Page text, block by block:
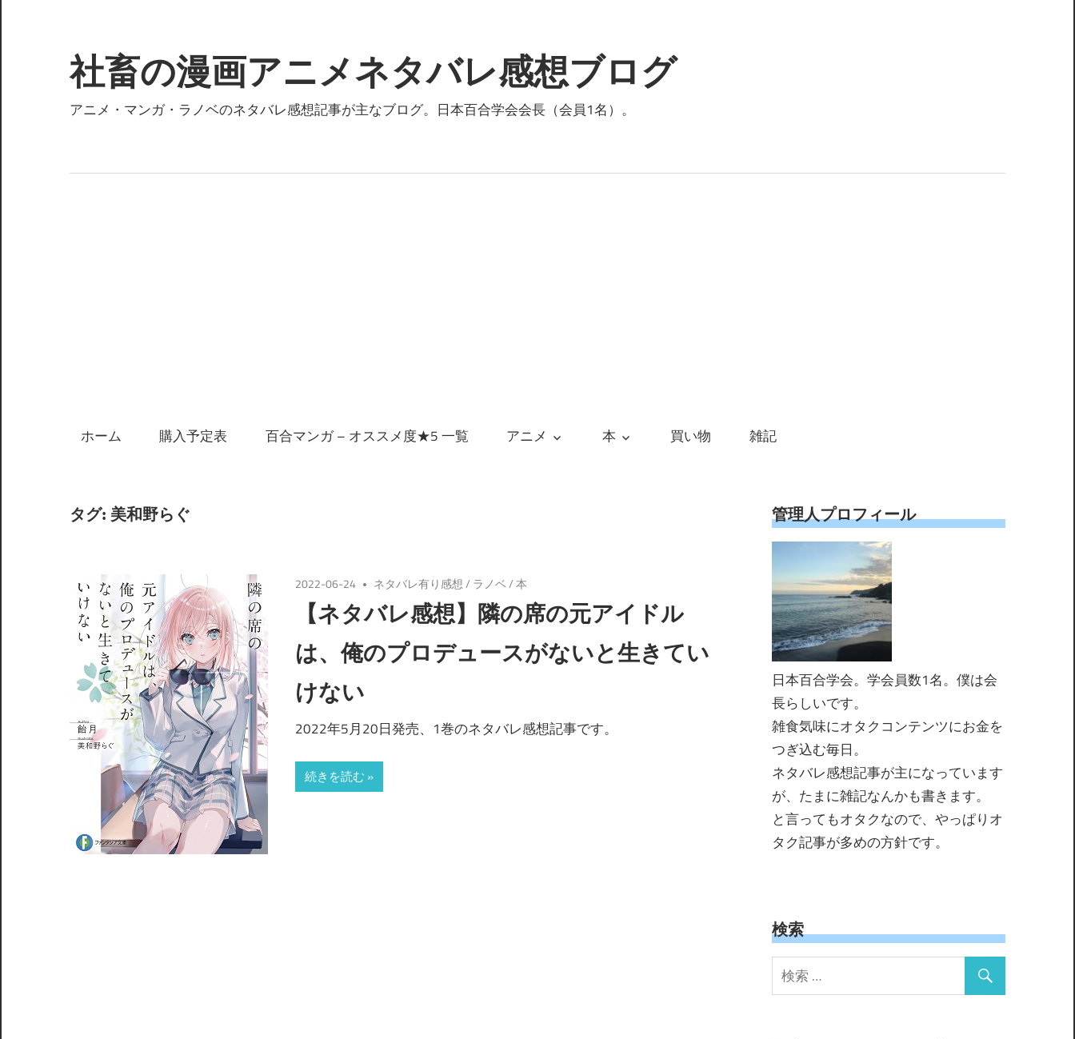
テ
ン
ツ
キ
社畜の漫画アニメネタバレ感想ブログ
アニメ・マンガ・ラノベのネタバレ感想記事が主なブログ。日本百合学会会長（会員1名）。
ホーム 購入予定表 百合マンガ – オススメ度★5 一覧 アニメ 本 買い物 雑記
タグ: 美和野らぐ
2022-06-24 ネタバレ有り感想/ ラノベ/本
【ネタバレ感想】隣の席の元アイドル
は、俺のプロデュースがないと生きてい
けない
2022年5月20日発売、1巻のネタバレ感想記事です。
続きを読む »
管理人プロフィール
日本百合学会。学会員数1名。僕は会
長らしいです。
雑食気味にオタクコンテンツにお金を
つぎ込む毎日。
ネタバレ感想記事が主になっています
が、たまに雑記なんかも書きます。
と言ってもオタクなので、やっぱりオ
タク記事が多めの方針です。
検索